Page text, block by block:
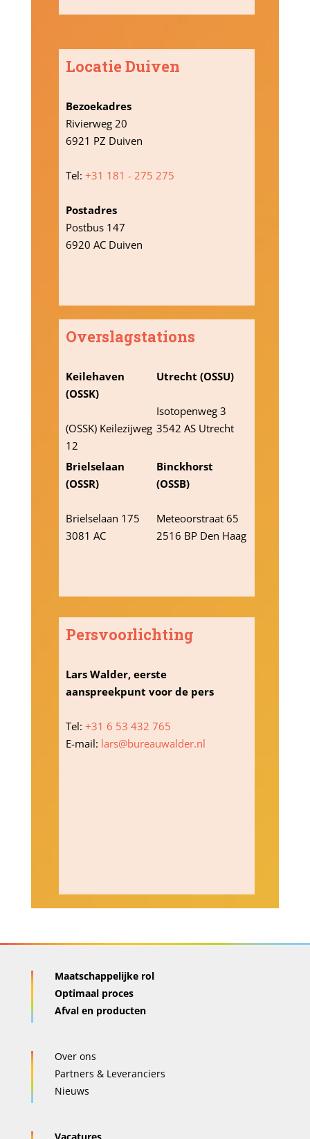
Locatie Duiven
Bezoekadres
Rivierweg 20
6921 PZ Duiven
Tel: +31 181 - 275 275
Postadres
Postbus 147
6920 AC Duiven
Overslagstations
Keilehaven
(OSSK)
(OSSK) Keilezijweg
12
3029 BW
Rotterdam
Utrecht (OSSU)
Isotopenweg 3
3542 AS Utrecht
Brielselaan
(OSSR)
Brielselaan 175
3081 AC
Binckhorst
(OSSB)
Meteoorstraat 65
2516 BP Den Haag
Persvoorlichting
Lars Walder, eerste
aanspreekpunt voor de pers
Tel: +31 6 53 432 765
E-mail: lars@bureauwalder.nl
Maatschappelijke rol
Optimaal proces
Afval en producten
Over ons
Partners & Leveranciers
Nieuws